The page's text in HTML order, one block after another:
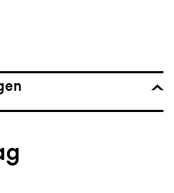
BLKDOG von
Bachelor of Dance
Academy of